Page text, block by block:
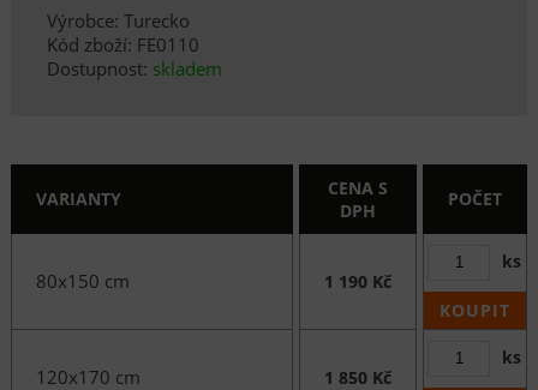
Výrobce: Turecko
Kód zboží: FE0110
Dostupnost: skladem
VARIANTY
CENA S
DPH
POČET
80x150 cm 1 190 Kč
ks
KOUPIT
120x170 cm 1 850 Kč
ks